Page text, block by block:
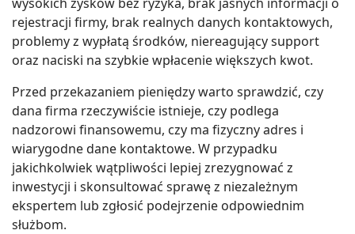
rejestracji firmy, brak realnych danych kontaktowych,
problemy z wypłatą środków, niereagujący support
oraz naciski na szybkie wpłacenie większych kwot.
Przed przekazaniem pieniędzy warto sprawdzić, czy
dana firma rzeczywiście istnieje, czy podlega
nadzorowi finansowemu, czy ma fizyczny adres i
wiarygodne dane kontaktowe. W przypadku
jakichkolwiek wątpliwości lepiej zrezygnować z
inwestycji i skonsultować sprawę z niezależnym
ekspertem lub zgłosić podejrzenie odpowiednim
służbom.